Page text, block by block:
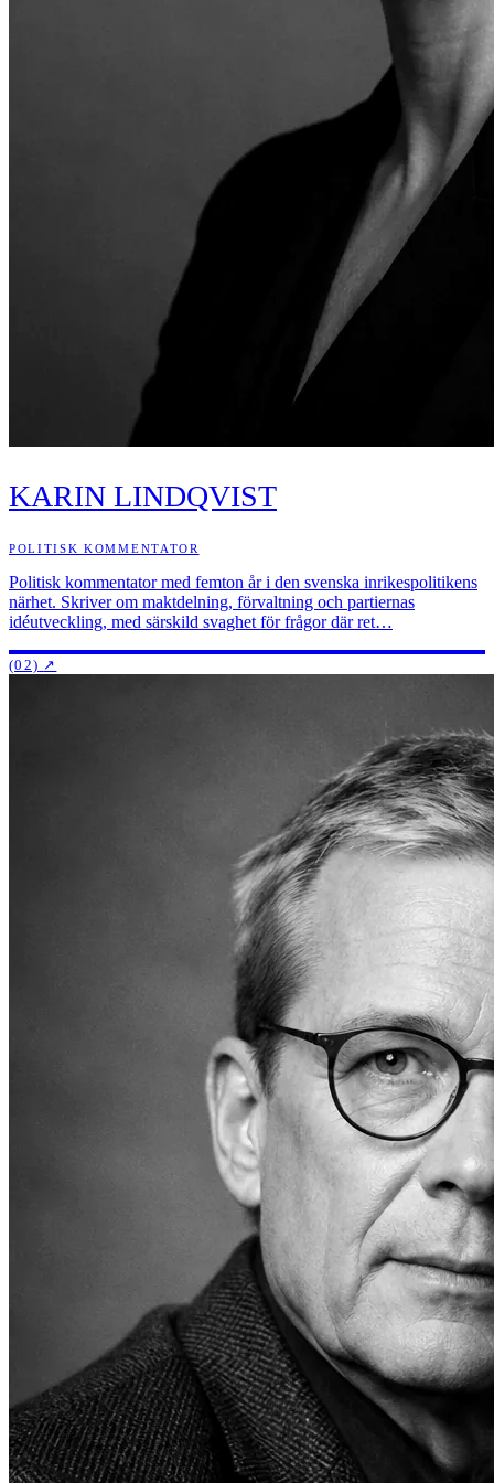
KARIN LINDQVIST
POLITISK KOMMENTATOR
Politisk kommentator med femton år i den svenska inrikespolitikens
närhet. Skriver om maktdelning, förvaltning och partiernas
idéutveckling, med särskild svaghet för frågor där ret…
(02) ↗